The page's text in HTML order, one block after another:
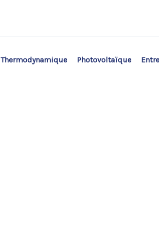
Thermodynamique Photovoltaïque